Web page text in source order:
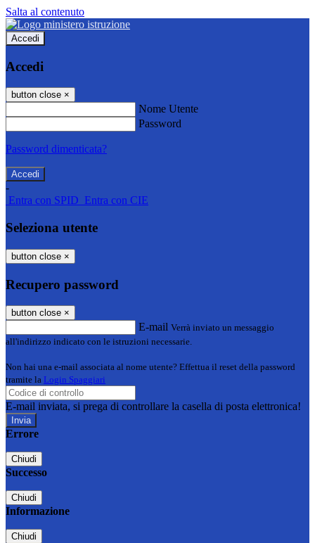
Salta al contenuto
Accedi
Accedi
button close ×
Nome Utente
Password
Password dimenticata?
-
Entra con SPID Entra con CIE
Seleziona utente
button close ×
Recupero password
button close ×
E-mail Verrà inviato un messaggio
all'indirizzo indicato con le istruzioni necessarie.
Non hai una e-mail associata al nome utente? Effettua il reset della password
tramite la Login Spaggiari
E-mail inviata, si prega di controllare la casella di posta elettronica!
Errore
Chiudi
Successo
Chiudi
Informazione
Chiudi